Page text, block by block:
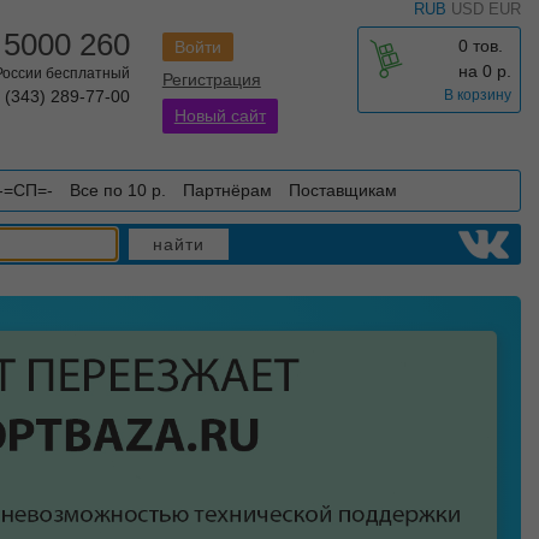
RUB USD EUR
0 тов.
на 0 р.
В корзину
Войти
Регистрация
Новый сайт
260
бесплатный
(343) 289-77-00
=СП=- Все по 10 р. Партнёрам Поставщикам
найти